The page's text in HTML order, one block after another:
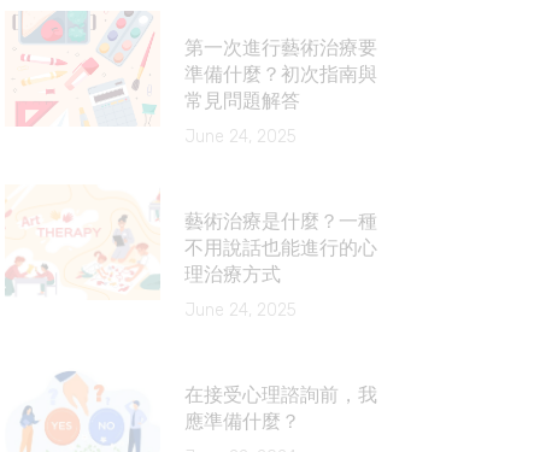
第一次進行藝術治療要
準備什麼？初次指南與
常見問題解答
June 24, 2025
藝術治療是什麼？一種
不用說話也能進行的心
理治療方式
June 24, 2025
在接受心理諮詢前，我
應準備什麼？